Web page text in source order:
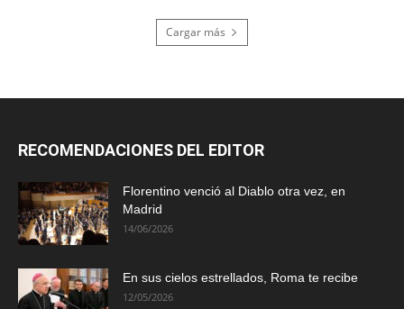
Cargar más
RECOMENDACIONES DEL EDITOR
Florentino venció al Diablo otra vez, en
Madrid
14/06/2026
En sus cielos estrellados, Roma te recibe
12/05/2026